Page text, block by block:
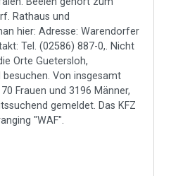
Rathaus und
hier: Adresse: Warendorfer
Tel. (02586) 887-0,. Nicht
Orte Guetersloh,
besuchen. Von insgesamt
Frauen und 3196 Männer,
gemeldet. Das KFZ
"WAF".